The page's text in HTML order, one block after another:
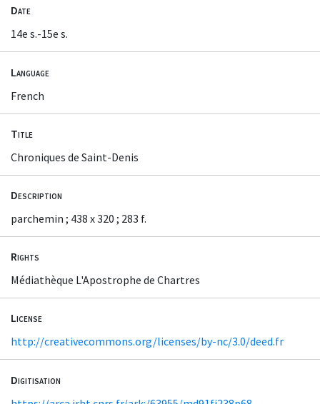
Date
14e s.-15e s.
Language
French
Title
Chroniques de Saint-Denis
Description
parchemin ; 438 x 320 ; 283 f.
Rights
Médiathèque L'Apostrophe de Chartres
License
http://creativecommons.org/licenses/by-nc/3.0/deed.fr
Digitisation